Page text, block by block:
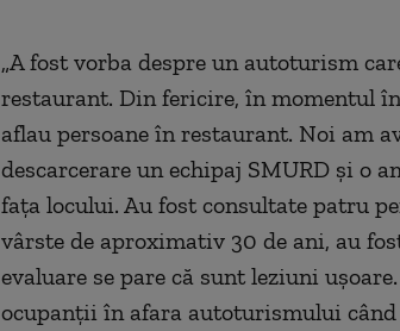
„A fost vorba despre un autoturism
restaurant. Din fericire, în momentul
aflau persoane în restaurant. Noi am
descarcerare un echipaj SMURD și o
fața locului. Au fost consultate patru
vârste de aproximativ 30 de ani, au
evaluare se pare că sunt leziuni
ocupanții în afara autoturismului când